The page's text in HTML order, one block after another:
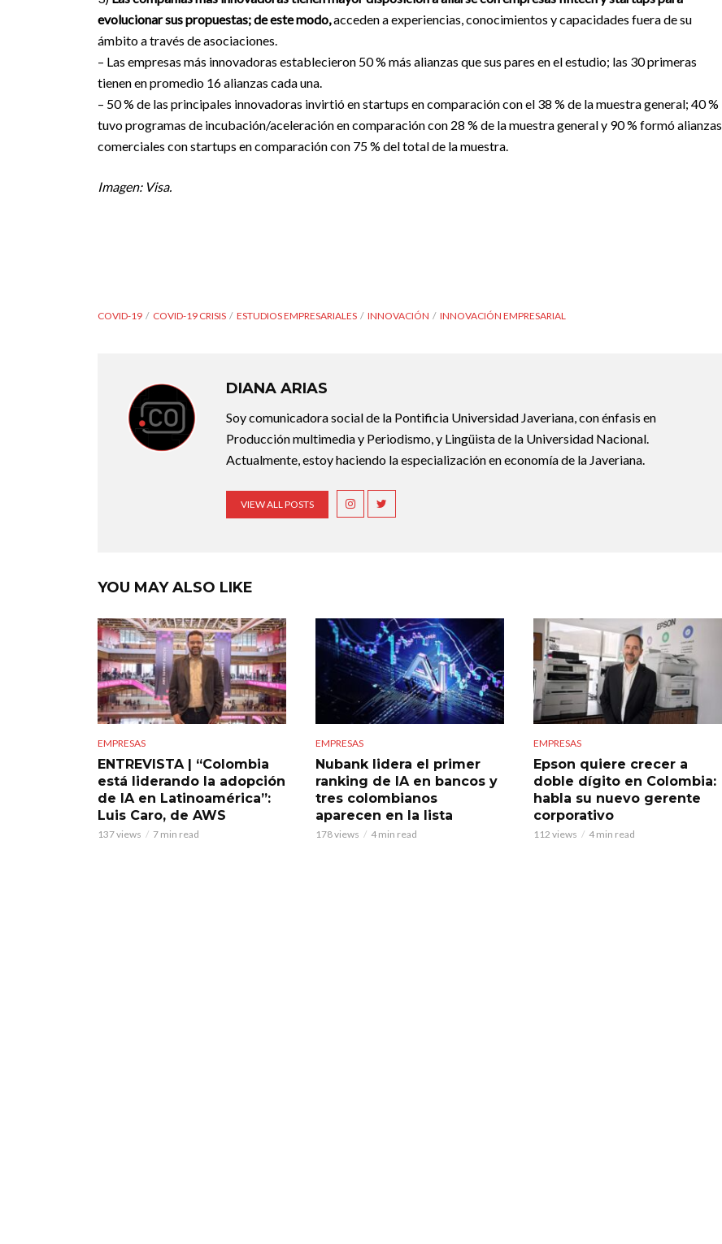
evolucionar sus propuestas; de este modo,acceden a experiencias, conocimientos y capacidades fuera de su
ámbito a través de asociaciones.
– Las empresas más innovadoras establecieron 50 % más alianzas que sus pares en el estudio; las 30 primeras
tienen en promedio 16 alianzas cada una.
– 50 % de las principales innovadoras invirtió en startups en comparación con el 38 % de la muestra general; 40 %
tuvo programas de incubación/aceleración en comparación con 28 % de la muestra general y 90 % formó alianzas
comerciales con startups en comparación con 75 % del total de la muestra.
Imagen: Visa.
COVID-19 COVID-19 CRISIS ESTUDIOS EMPRESARIALES INNOVACIÓN INNOVACIÓN EMPRESARIAL
DIANA ARIAS
Soy comunicadora social de la Pontificia Universidad Javeriana, con énfasis en
Producción multimedia y Periodismo, y Lingüista de la Universidad Nacional.
Actualmente, estoy haciendo la especialización en economía de la Javeriana.
VIEW ALL POSTS
YOU MAY ALSO LIKE
EMPRESAS
ENTREVISTA | “Colombia
está liderando la adopción
de IA en Latinoamérica”:
Luis Caro, de AWS
137 views 7 min read
EMPRESAS
Nubank lidera el primer
ranking de IA en bancos y
tres colombianos
aparecen en la lista
178 views 4 min read
EMPRESAS
Epson quiere crecer a
doble dígito en Colombia:
habla su nuevo gerente
corporativo
112 views 4 min read